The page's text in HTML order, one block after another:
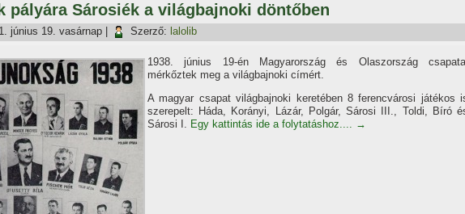
pályára Sárosiék a világbajnoki döntőben
június 19. vasárnap Szerző: lalolib
1938. június 19-én Magyarország és Olaszország
mérkőztek meg a világbajnoki cí­mért.
A magyar csapat világbajnoki keretében 8 ferencvárosi játékos
szerepelt: Háda, Korányi, Lázár, Polgár, Sárosi III., Toldi, Bí­ró
Sárosi I. Egy kattintás ide a folytatáshoz.... →